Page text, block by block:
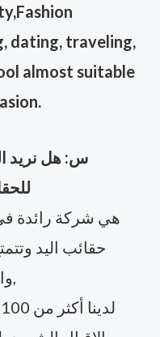
dating, traveling,
almost suitable
س: هل نريد
حقائب اليد